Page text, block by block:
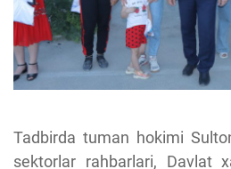
Tadbirda tuman hokimi
sektorlar rahbarlari, Davlat